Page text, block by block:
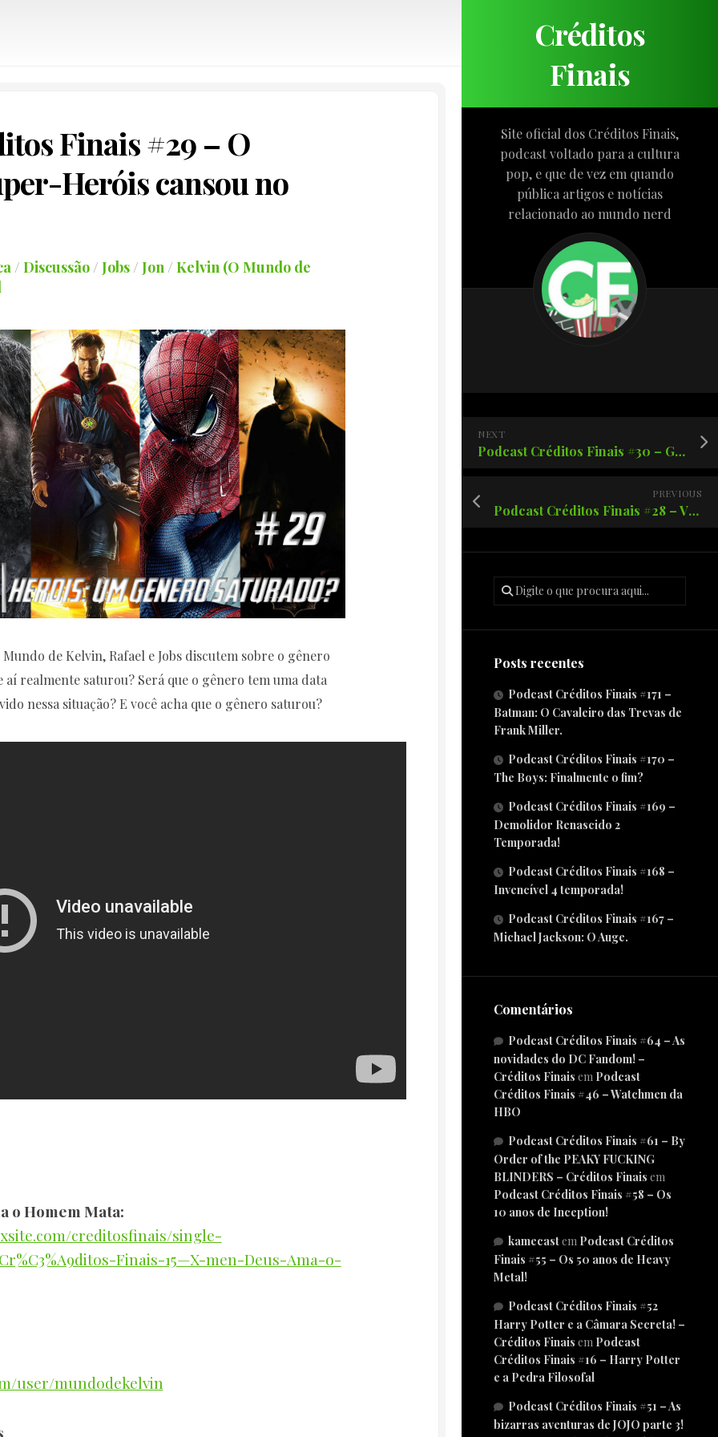
Créditos
Finais
Site oficial dos Créditos Finais,
podcast voltado para a cultura
pop, e que de vez em quando
pública artigos e notícias
relacionado ao mundo nerd
NEXT
Podcast Créditos Finais #30 – Game of Thrones desabafo!
PREVIOUS
Podcast Créditos Finais #28 – Vingadores Endgame – Eutemato de fanservice!
Posts recentes
Podcast Créditos Finais #171 –
Batman: O Cavaleiro das Trevas de
Frank Miller.
Podcast Créditos Finais #170 –
The Boys: Finalmente o fim?
Podcast Créditos Finais #169 –
Demolidor Renascido 2
Temporada!
Podcast Créditos Finais #168 –
Invencível 4 temporada!
Podcast Créditos Finais #167 –
Michael Jackson: O Auge.
Comentários
Podcast Créditos Finais #64 – As
novidades do DC Fandom! –
Créditos Finais em Podcast
Créditos Finais #46 – Watchmen da
HBO
Podcast Créditos Finais #61 – By
Order of the PEAKY FUCKING
BLINDERS – Créditos Finais em
Podcast Créditos Finais #58 – Os
10 anos de Inception!
kamecastem Podcast Créditos
Finais #55 – Os 50 anos de Heavy
Metal!
Podcast Créditos Finais #52
Harry Potter e a Câmara Secreta! –
Créditos Finais em Podcast
Créditos Finais #16 – Harry Potter
e a Pedra Filosofal
Podcast Créditos Finais #51 – As
bizarras aventuras de JOJO parte 3!
Finais #29 – O
Heróis cansou no
/ Discussão/ Jobs/ Jon/ Kelvin (O Mundo de
de Kelvin, Rafael e Jobs discutem sobre o gênero
realmente saturou? Será que o gênero tem uma data
nessa situação? E você acha que o gênero saturou?
o Homem Mata:
creditosfinais/single-
Finais-15—X-men-Deus-Ama-o-
user/mundodekelvin